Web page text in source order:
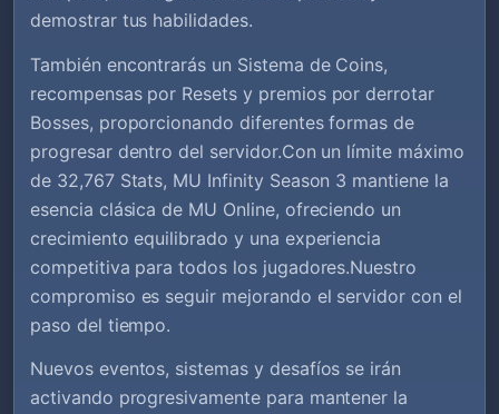
demostrar tus habilidades.
También encontrarás un Sistema de Coins,
recompensas por Resets y premios por derrotar
Bosses, proporcionando diferentes formas de
progresar dentro del servidor.Con un límite máximo
de 32,767 Stats, MU Infinity Season 3 mantiene la
esencia clásica de MU Online, ofreciendo un
crecimiento equilibrado y una experiencia
competitiva para todos los jugadores.Nuestro
compromiso es seguir mejorando el servidor con el
paso del tiempo.
Nuevos eventos, sistemas y desafíos se irán
activando progresivamente para mantener la